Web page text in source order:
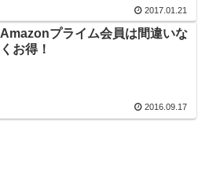
2017.01.21
Amazonプライム会員は間違いな
くお得！
2016.09.17